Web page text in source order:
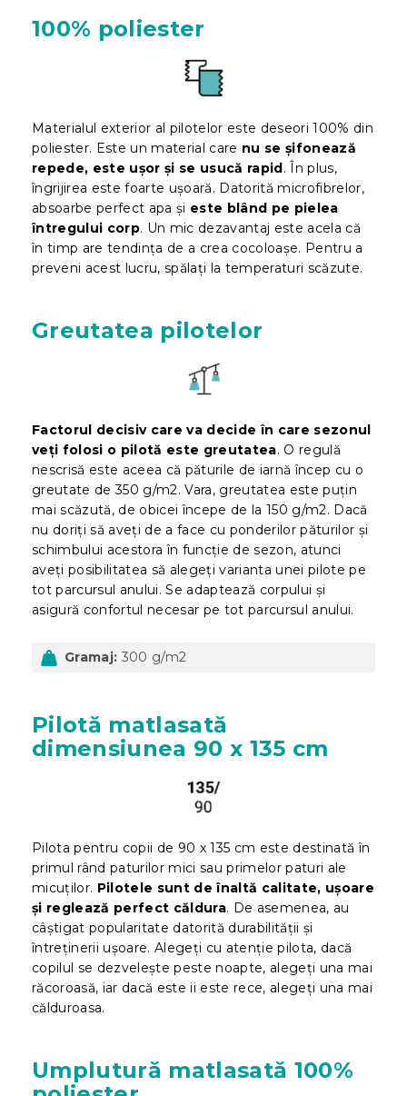
100% poliester
Materialul exterior al pilotelor este deseori 100% din
poliester. Este un material care nu se șifonează
repede, este ușor și se usucă rapid. În plus,
îngrijirea este foarte ușoară. Datorită microfibrelor,
absoarbe perfect apa și este blând pe pielea
întregului corp. Un mic dezavantaj este acela că
în timp are tendința de a crea cocoloașe. Pentru a
preveni acest lucru, spălați la temperaturi scăzute.
Greutatea pilotelor
Factorul decisiv care va decide în care sezonul
veți folosi o pilotă este greutatea. O regulă
nescrisă este aceea că păturile de iarnă încep cu o
greutate de 350 g/m2. Vara, greutatea este puțin
mai scăzută, de obicei începe de la 150 g/m2. Dacă
nu doriți să aveți de a face cu ponderilor păturilor și
schimbului acestora în funcție de sezon, atunci
aveți posibilitatea să alegeți varianta unei pilote pe
tot parcursul anului. Se adaptează corpului și
asigură confortul necesar pe tot parcursul anului.
Gramaj: 300 g/m2
Pilotă matlasată
dimensiunea 90 x 135 cm
Pilota pentru copii de 90 x 135 cm este destinată în
primul rând paturilor mici sau primelor paturi ale
micuților. Pilotele sunt de înaltă calitate, ușoare
și reglează perfect căldura. De asemenea, au
câștigat popularitate datorită durabilității și
întreținerii ușoare. Alegeți cu atenție pilota, dacă
copilul se dezvelește peste noapte, alegeți una mai
răcoroasă, iar dacă este ii este rece, alegeți una mai
călduroasa.
Umplutură matlasată 100%